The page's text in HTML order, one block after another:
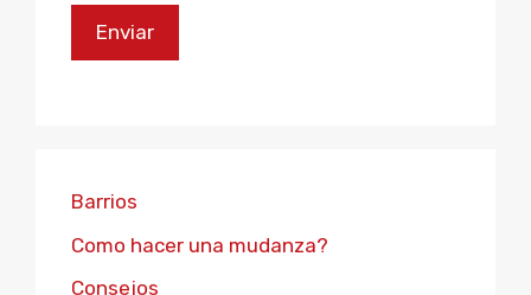
Barrios
Como hacer una mudanza?
Consejos